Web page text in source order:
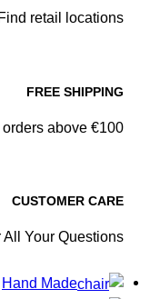
Find retail locations
FREE SHIPPING
orders above €100
CUSTOMER CARE
All Your Questions
Hand Made